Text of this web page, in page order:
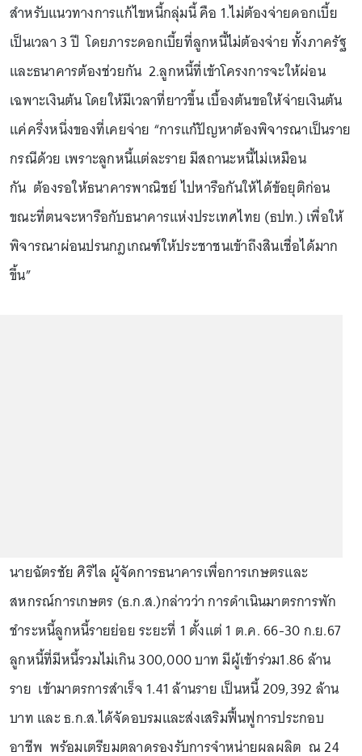
สำหรับแนวทางการแก้ไขหนี้กลุ่มนี้ คือ 1.ไม่ต้องจ่ายดอกเบี้ย
เป็นเวลา 3 ปี โดยภาระดอกเบี้ยที่ลูกหนี้ไม่ต้องจ่าย ทั้งภาครัฐ
และธนาคารต้องช่วยกัน 2.ลูกหนี้ที่เข้าโครงการจะให้ผ่อน
เฉพาะเงินต้น โดยให้มีเวลาที่ยาวขึ้น เบื้องต้นขอให้จ่ายเงินต้น
แค่ครึ่งหนึ่งของที่เคยจ่าย “การแก้ปัญหาต้องพิจารณาเป็นราย
กรณีด้วย เพราะลูกหนี้แต่ละราย มีสถานะหนี้ไม่เหมือน
กัน ต้องรอให้ธนาคารพาณิชย์ ไปหารือกันให้ได้ข้อยุติก่อน
ขณะที่ตนจะหารือกับธนาคารแห่งประเทศไทย (ธปท.) เพื่อให้
พิจารณาผ่อนปรนกฎเกณฑ์ให้ประชาชนเข้าถึงสินเชื่อได้มาก
ขึ้น”
นายฉัตรชัย ศิริไล ผู้จัดการธนาคารเพื่อการเกษตรและ
สหกรณ์การเกษตร (ธ.ก.ส.)กล่าวว่า การดำเนินมาตรการพัก
ชำระหนี้ลูกหนี้รายย่อย ระยะที่ 1 ตั้งแต่ 1 ต.ค. 66-30 ก.ย.67
ลูกหนี้ที่มีหนี้รวมไม่เกิน 300,000 บาท มีผู้เข้าร่วม1.86 ล้าน
ราย เข้ามาตรการสำเร็จ 1.41 ล้านราย เป็นหนี้ 209,392 ล้าน
บาท และ ธ.ก.ส.ได้จัดอบรมและส่งเสริมฟื้นฟูการประกอบ
อาชีพ พร้อมเตรียมตลาดรองรับการจำหน่ายผลผลิต ณ 24